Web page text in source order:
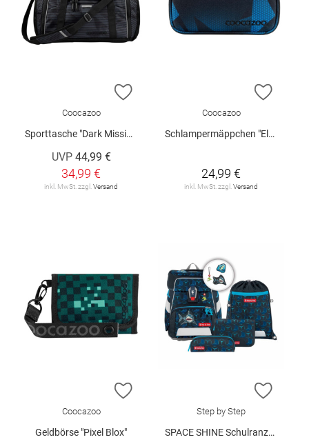
ZUR WUNSCHLISTE HINZUFÜGEN
Coocazoo
Sporttasche "Dark Mission"
UVP 44,99 €
34,99 €
inkl. MwSt. zzgl.Versand
ZUR
Coocazoo
Schlampermäppchen "Electric Ice"
24,99 €
inkl. MwSt. zzgl.Versand
ZUR WUNSCHLISTE HINZUFÜGEN
Coocazoo
Geldbörse "Pixel Blox"
ZUR
Step by Step
SPACE SHINE Schulranzen-Set "Shark Dexter"